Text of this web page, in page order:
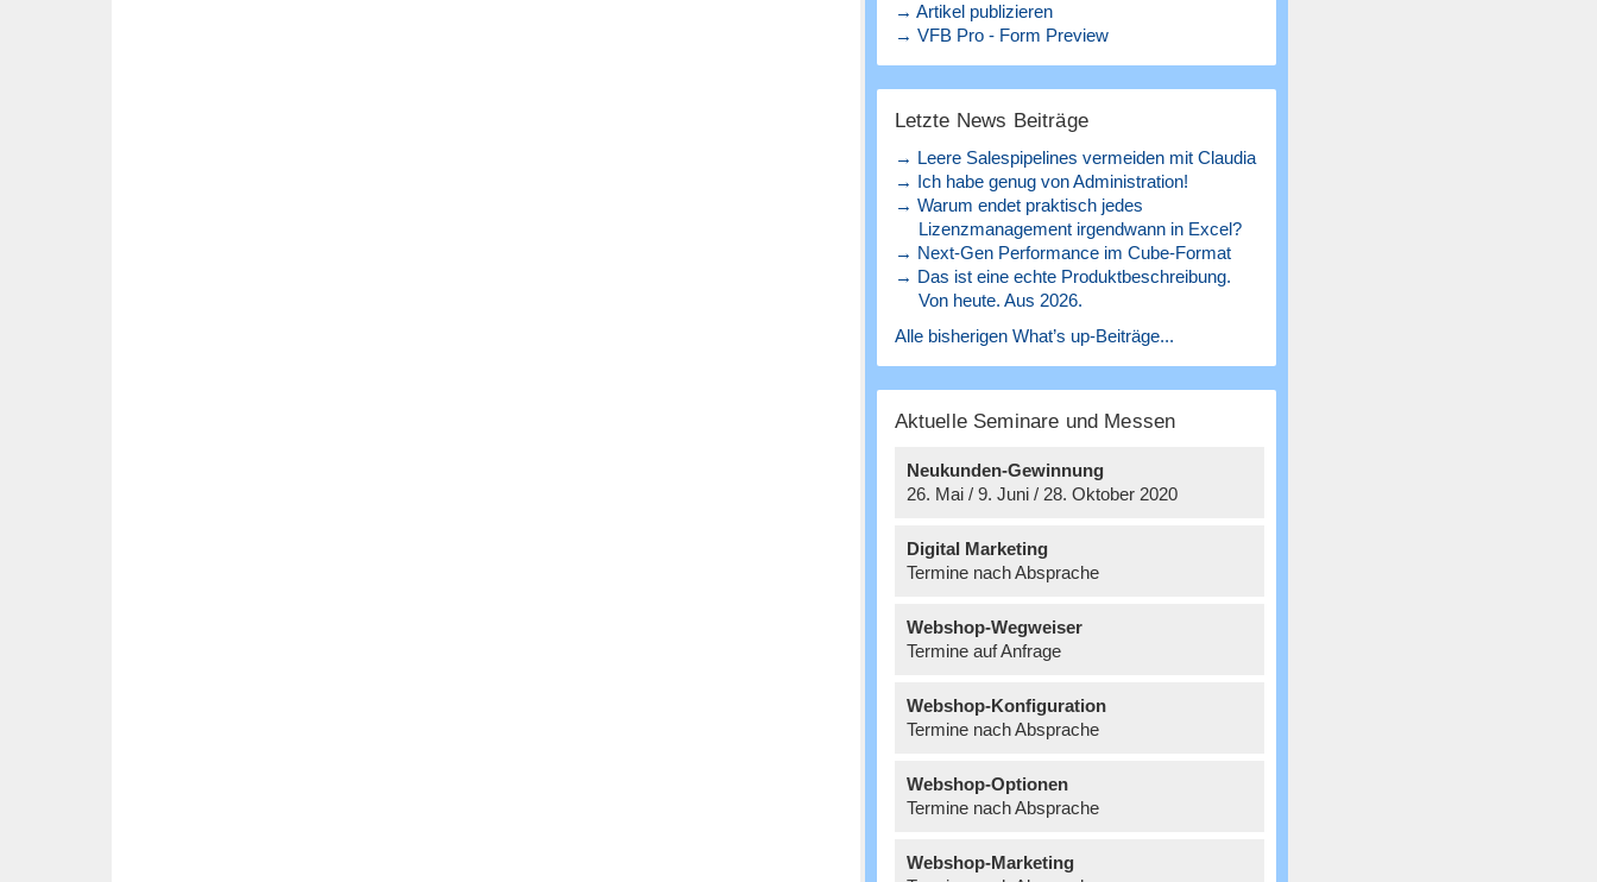
→ Artikel publizieren
→ VFB Pro - Form Preview
Letzte News Beiträge
→ Leere Salespipelines vermeiden mit Claudia
→ Ich habe genug von Administration!
→ Warum endet praktisch jedes
Lizenzmanagement irgendwann in Excel?
→ Next-Gen Performance im Cube-Format
→ Das ist eine echte Produktbeschreibung.
Von heute. Aus 2026.
Alle bisherigen What’s up-Beiträge...
Aktuelle Seminare und Messen
Neukunden-Gewinnung
26. Mai / 9. Juni / 28. Oktober 2020
Digital Marketing
Termine nach Absprache
Webshop-Wegweiser
Termine auf Anfrage
Webshop-Konfiguration
Termine nach Absprache
Webshop-Optionen
Termine nach Absprache
Webshop-Marketing